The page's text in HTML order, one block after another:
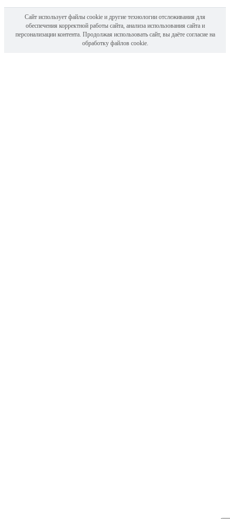
Сайт использует файлы cookie и другие технологии отслеживания для
обеспечения корректной работы сайта, анализа использования сайта и
персонализации контента. Продолжая использовать сайт, вы даёте согласие на
обработку файлов cookie.